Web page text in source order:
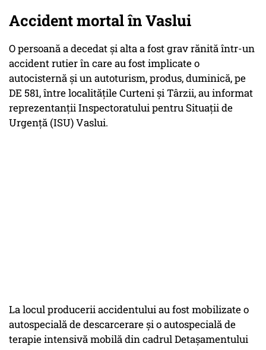
Accident mortal în Vaslui
O persoană a decedat şi alta a fost grav rănită într-un
accident rutier în care au fost implicate o
autocisternă şi un autoturism, produs, duminică, pe
DE 581, între localităţile Curteni şi Târzii, au informat
reprezentanţii Inspectoratului pentru Situaţii de
Urgenţă (ISU) Vaslui.
La locul producerii accidentului au fost mobilizate o
autospecială de descarcerare şi o autospecială de
terapie intensivă mobilă din cadrul Detaşamentului